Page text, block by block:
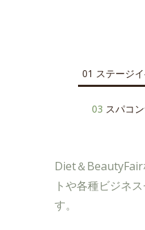
01 ステージ
03 スパコ
Diet＆
トや各種ビジネ
す。